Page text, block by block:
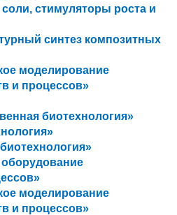
стимуляторы роста и
синтез композитных
моделирование
и процессов»
биотехнология»
моделирование
и процессов»